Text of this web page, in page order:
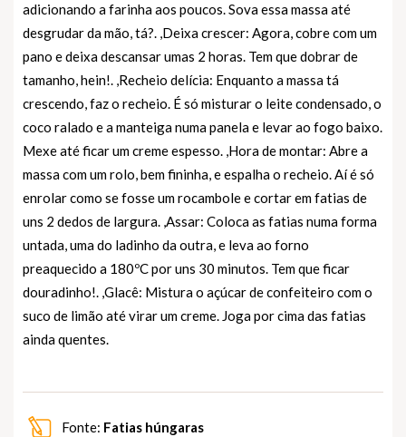
adicionando a farinha aos poucos. Sova essa massa até
desgrudar da mão, tá?. ,Deixa crescer: Agora, cobre com um
pano e deixa descansar umas 2 horas. Tem que dobrar de
tamanho, hein!. ,Recheio delícia: Enquanto a massa tá
crescendo, faz o recheio. É só misturar o leite condensado, o
coco ralado e a manteiga numa panela e levar ao fogo baixo.
Mexe até ficar um creme espesso. ,Hora de montar: Abre a
massa com um rolo, bem fininha, e espalha o recheio. Aí é só
enrolar como se fosse um rocambole e cortar em fatias de
uns 2 dedos de largura. ,Assar: Coloca as fatias numa forma
untada, uma do ladinho da outra, e leva ao forno
preaquecido a 180ºC por uns 30 minutos. Tem que ficar
douradinho!. ,Glacê: Mistura o açúcar de confeiteiro com o
suco de limão até virar um creme. Joga por cima das fatias
ainda quentes.
Fonte: Fatias húngaras